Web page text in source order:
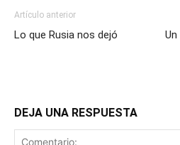
Artículo anterior
Lo que Rusia nos dejó
DEJA UNA RESPUESTA